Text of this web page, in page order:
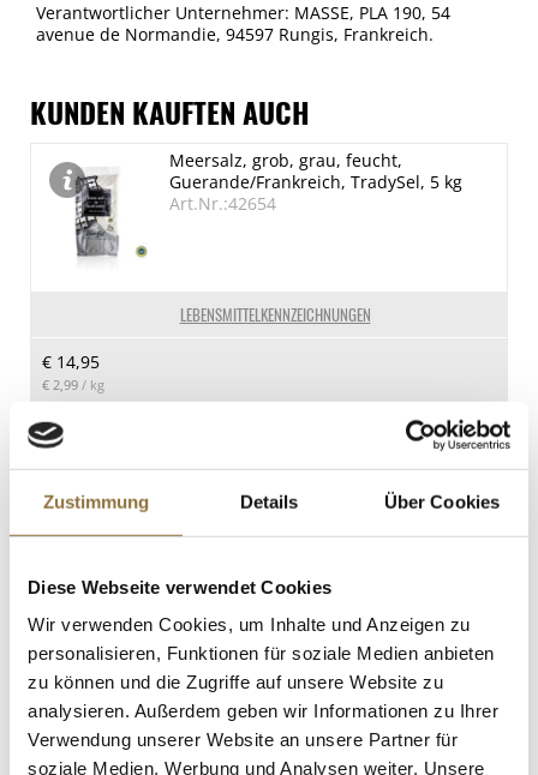
Zustimmung Details Über Cookies
Diese Webseite verwendet Cookies
Wir verwenden Cookies, um Inhalte und Anzeigen zu
personalisieren, Funktionen für soziale Medien anbieten
zu können und die Zugriffe auf unsere Website zu
analysieren. Außerdem geben wir Informationen zu Ihrer
Verwendung unserer Website an unsere Partner für
soziale Medien, Werbung und Analysen weiter. Unsere
Verantwortlicher Unternehmer: MASSE, PLA 190, 54
avenue de Normandie, 94597 Rungis, Frankreich.
KUNDEN KAUFTEN AUCH
LEBENSMITTELKENNZEICHNUNGEN
Meersalz, grob, grau, feucht,
Guerande/Frankreich, TradySel, 5 kg
Art.Nr.:42654
€ 14,95
€ 2,99 / kg
LEBENSMITTELKENNZEICHNUNGEN
Forellen-Kaviar, gold-orange, 100 g
€ 14,65
€ 146,50